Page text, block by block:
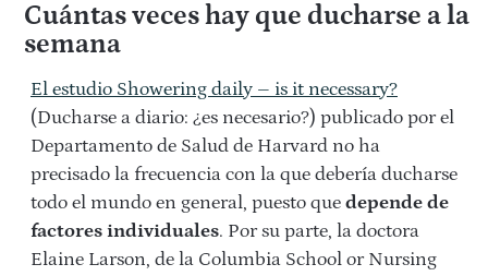
Cuántas veces hay que ducharse a la
semana
El estudio Showering daily – is it necessary?
(Ducharse a diario: ¿es necesario?) publicado por el
Departamento de Salud de Harvard no ha
precisado la frecuencia con la que debería ducharse
todo el mundo en general, puesto que depende de
factores individuales. Por su parte, la doctora
Elaine Larson, de la Columbia School or Nursing